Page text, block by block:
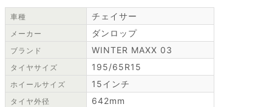
車種 チェイサー
メーカー ダンロップ
ブランド WINTER MAXX 03
タイヤサイズ 195/65R15
ホイールサイズ 15インチ
タイヤ外径 642mm